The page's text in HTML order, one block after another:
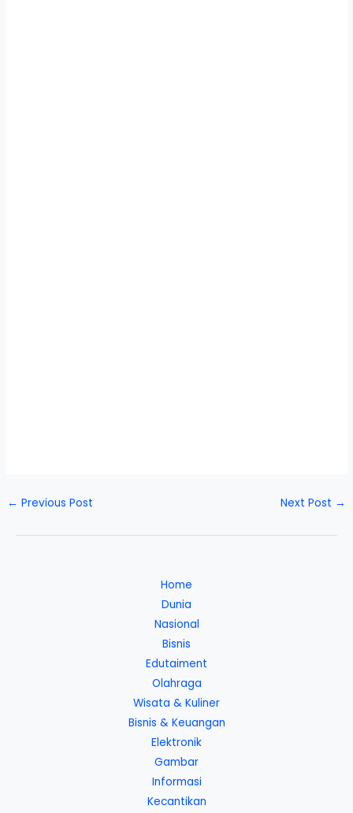
← Previous Post Next Post →
Home
Dunia
Nasional
Bisnis
Edutaiment
Olahraga
Wisata & Kuliner
Bisnis & Keuangan
Elektronik
Gambar
Informasi
Kecantikan